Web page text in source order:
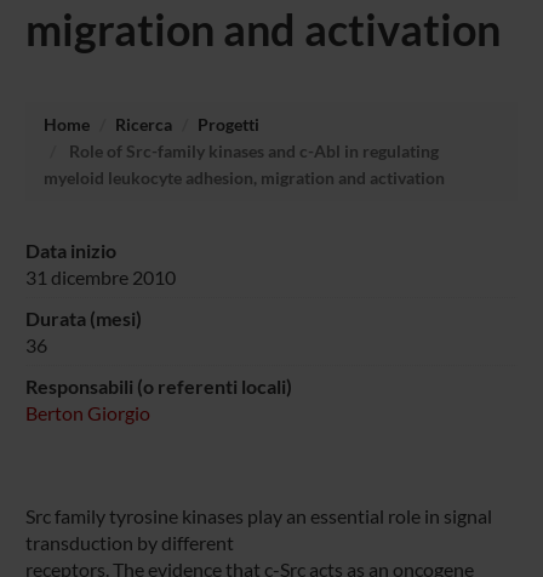
migration and activation
Home Ricerca
Progetti
Role of Src-family kinases and c-Abl in regulating
myeloid leukocyte adhesion, migration and activation
Data inizio
31 dicembre 2010
Durata (mesi)
36
Responsabili (o referenti locali)
Berton Giorgio
Src family tyrosine kinases play an essential role in signal
transduction by different
receptors. The evidence that c-Src acts as an oncogene